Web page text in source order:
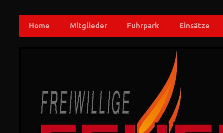
Home Mitglieder Fuhrpark Einsätze